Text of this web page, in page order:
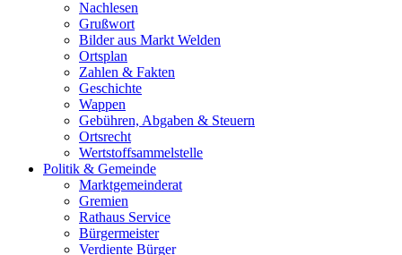
Nachlesen
Grußwort
Bilder aus Markt Welden
Ortsplan
Zahlen & Fakten
Geschichte
Wappen
Gebühren, Abgaben & Steuern
Ortsrecht
Wertstoffsammelstelle
Politik & Gemeinde
Marktgemeinderat
Gremien
Rathaus Service
Bürgermeister
Verdiente Bürger